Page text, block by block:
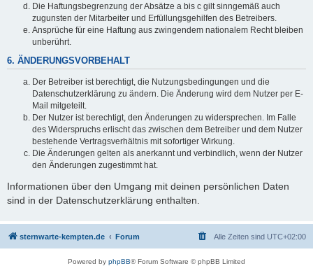
Die Haftungsbegrenzung der Absätze a bis c gilt sinngemäß auch
zugunsten der Mitarbeiter und Erfüllungsgehilfen des Betreibers.
Ansprüche für eine Haftung aus zwingendem nationalem Recht bleiben
unberührt.
6. ÄNDERUNGSVORBEHALT
Der Betreiber ist berechtigt, die Nutzungsbedingungen und die
Datenschutzerklärung zu ändern. Die Änderung wird dem Nutzer per E-
Mail mitgeteilt.
Der Nutzer ist berechtigt, den Änderungen zu widersprechen. Im Falle
des Widerspruchs erlischt das zwischen dem Betreiber und dem Nutzer
bestehende Vertragsverhältnis mit sofortiger Wirkung.
Die Änderungen gelten als anerkannt und verbindlich, wenn der Nutzer
den Änderungen zugestimmt hat.
Informationen über den Umgang mit deinen persönlichen Daten
sind in der Datenschutzerklärung enthalten.
sternwarte-kempten.de Forum Alle Zeiten sind UTC+02:00
Powered by phpBB® Forum Software © phpBB Limited